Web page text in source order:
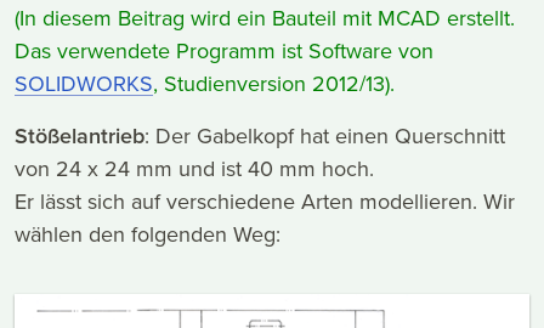
(In diesem Beitrag wird ein Bauteil mit MCAD erstellt.
Das verwendete Programm ist Software von
SOLIDWORKS, Studienversion 2012/13).
Stößelantrieb: Der Gabelkopf hat einen Querschnitt
von 24 x 24 mm und ist 40 mm hoch.
Er lässt sich auf verschiedene Arten modellieren. Wir
wählen den folgenden Weg: